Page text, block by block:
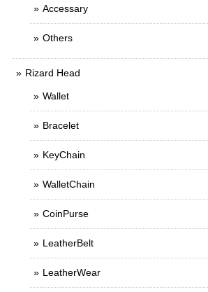
Accessary
Others
Rizard Head
Wallet
Bracelet
KeyChain
WalletChain
CoinPurse
LeatherBelt
LeatherWear